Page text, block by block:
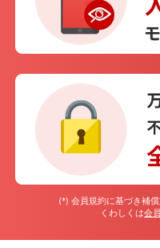
(*) 会員規約に基づき補
くわしくは会